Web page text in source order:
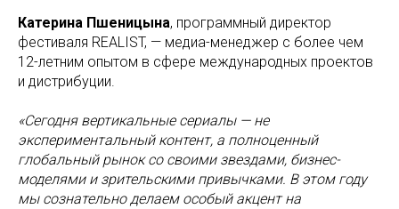
Катерина Пшеницына, программный директор
фестиваля REALIST, — медиа-менеджер с более чем
12-летним опытом в сфере международных проектов
и дистрибуции.
«Сегодня вертикальные сериалы — не
экспериментальный контент, а полноценный
глобальный рынок со своими звездами, бизнес-
моделями и зрительскими привычками. В этом году
мы сознательно делаем особый акцент на